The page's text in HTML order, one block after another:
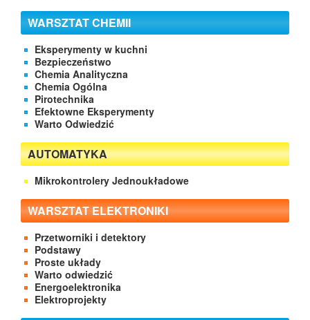
WARSZTAT CHEMII
Eksperymenty w kuchni
Bezpieczeństwo
Chemia Analityczna
Chemia Ogólna
Pirotechnika
Efektowne Eksperymenty
Warto Odwiedzić
AUTOMATYKA
Mikrokontrolery Jednoukładowe
WARSZTAT ELEKTRONIKI
Przetworniki i detektory
Podstawy
Proste układy
Warto odwiedzić
Energoelektronika
Elektroprojekty